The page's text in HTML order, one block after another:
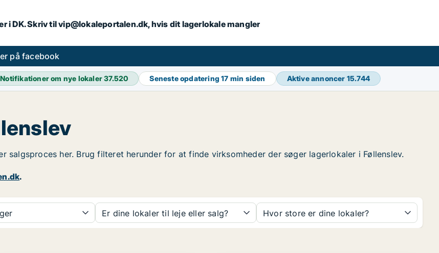
i DK. Skriv til vip@lokaleportalen.dk, hvis dit lagerlokale mangler
på facebook
Notifikationer om nye lokaler37.520 Seneste opdatering17 min siden Aktive annoncer 15.744
salgsproces her. Brug filteret herunder for at finde virksomheder der søger lagerlokaler i Føllenslev.
.
Er dine lokaler til leje eller salg? Hvor store er dine lokaler?